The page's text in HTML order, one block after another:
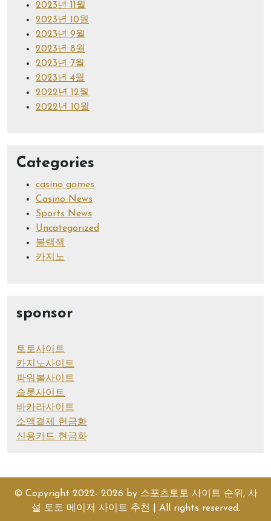
2023년 11월
2023년 10월
2023년 9월
2023년 8월
2023년 7월
2023년 4월
2022년 12월
2022년 10월
Categories
casino games
Casino News
Sports News
Uncategorized
블랙잭
카지노
sponsor
토토사이트
카지노사이트
파워볼사이트
슬롯사이트
바카라사이트
소액결제 현금화
신용카드 현금화
© Copyright 2022- 2026 by 스포츠토토 사이트 순위, 사
설 토토 메이저 사이트 추천 | All rights reserved.